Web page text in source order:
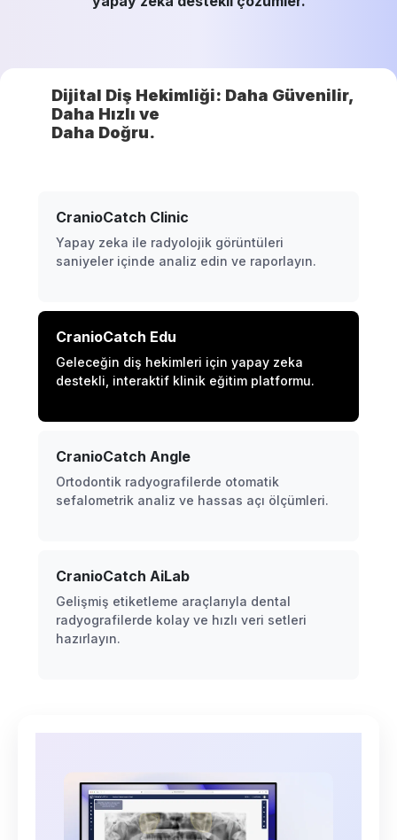
Dijital Diş Hekimliği: Daha Güvenilir,
Daha Hızlı ve
Daha Doğru.
CranioCatch Clinic
Yapay zeka ile radyolojik görüntüleri
saniyeler içinde analiz edin ve raporlayın.
CranioCatch Edu
Geleceğin diş hekimleri için yapay zeka
destekli, interaktif klinik eğitim platformu.
CranioCatch Angle
Ortodontik radyografilerde otomatik
sefalometrik analiz ve hassas açı ölçümleri.
CranioCatch AiLab
Gelişmiş etiketleme araçlarıyla dental
radyografilerde kolay ve hızlı veri setleri
hazırlayın.